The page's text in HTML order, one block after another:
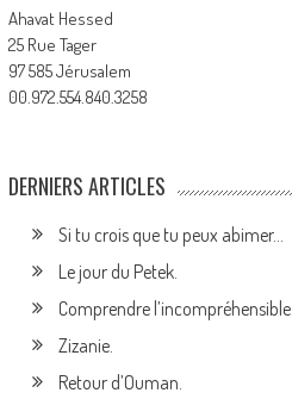
Ahavat Hessed
25 Rue Tager
97 585 Jérusalem
00.972.554.840.3258
DERNIERS ARTICLES
Si tu crois que tu peux abimer…
Le jour du Petek.
Comprendre l’incompréhensible.
Zizanie.
Retour d’Ouman.